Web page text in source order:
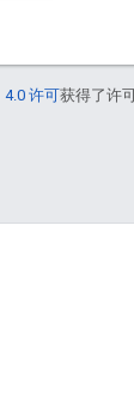
许可获得了许